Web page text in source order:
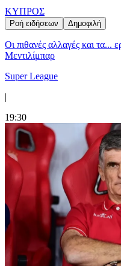
ΚΥΠΡΟΣ
Ροή ειδήσεων Δημοφιλή
Οι πιθανές αλλαγές και τα...
Μεντιλίμπαρ
Super League
|
19:30